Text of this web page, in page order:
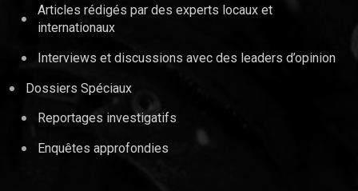
Articles rédigés par des experts locaux et
internationaux
Interviews et discussions avec des leaders d’opinion
Dossiers Spéciaux
Reportages investigatifs
Enquêtes approfondies